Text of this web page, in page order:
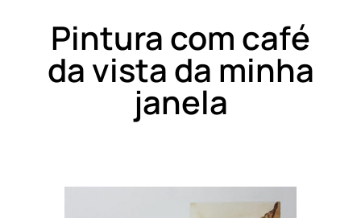
Pintura com café
da vista da minha
janela